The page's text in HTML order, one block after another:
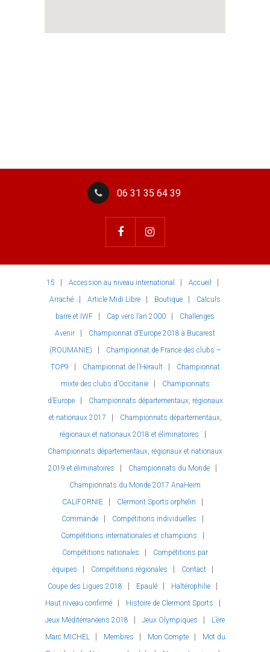
06 31 35 64 39
15 Accession au niveau international
Accueil
Arraché
Article Midi Libre Boutique
Calculs
barre et IWF
Cap vers l’an 2000
Challenges
Avenir
Championnat d’Europe 2018 à Bucarest
(ROUMANIE)
Championnat de France des clubs –
TOP9
Championnat de l’Hérault
Championnat
mixte des clubs d’Occitanie
Championnats
d’Europe
Championnats départementaux, régionaux
et nationaux 2017
Championnats départementaux,
régionaux et nationaux 2018 et éliminatoires
Championnats départementaux, régionaux et nationaux
2019 et éliminatoires
Championnats du Monde
Championnats du Monde 2017 AnaHeim
CALIFORNIE
Clermont Sports orphelin
Commande
Compétitions individuelles
Compétitions internationales et champions
Compétitions nationales
Compétitions par
équipes
Compétitions régionales
Contact
Coupe des Ligues 2018
Epaulé
Haltérophilie
Haut niveau confirmé
Histoire de Clermont Sports
Jeux Méditérranéens 2018
Jeux Olympiques
L’ère
Marc MICHEL
Membres Mon Compte
Mot du